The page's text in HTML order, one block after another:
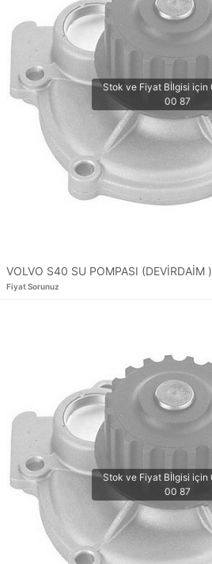
VOLVO S40 SU POMPASI (DEVİRDAİM )
Fiyat Sorunuz